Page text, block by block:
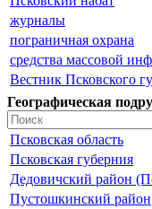
журналы
пограничная охрана
средства массовой
Вестник Псковского
Географическая
Псковская область
Псковская губерния
Дедовичский район
Пустошкинский район